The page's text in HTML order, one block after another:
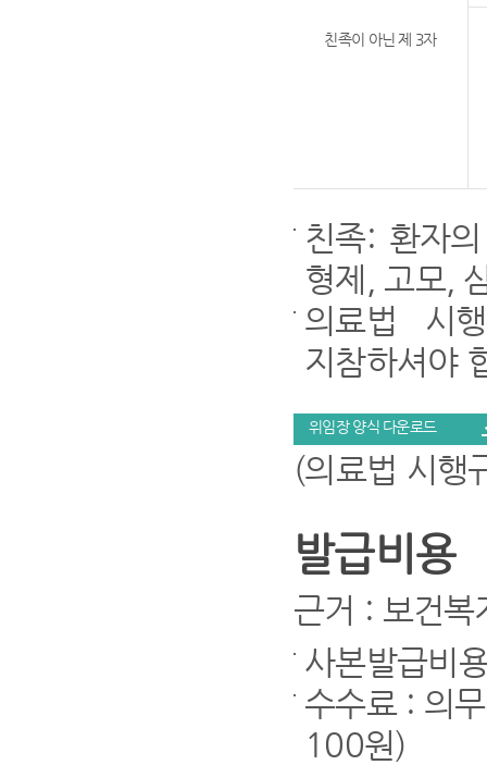
친족이 아닌 제 3자
친족: 환자
형제, 고모,
의료법 시
지참하셔야
위임장 양식 다운로드
(의료법 시행
발급비용
근거 : 보건
사본발급비
수수료 : 의
100원)